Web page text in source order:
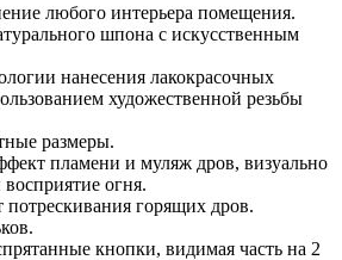
любого интерьера помещения.
шпона с искусственным
нанесения лакокрасочных
художественной резьбы
размеры.
пламени и муляж дров, визуально
огня.
потрескивания горящих дров.
кнопки, видимая часть на 2